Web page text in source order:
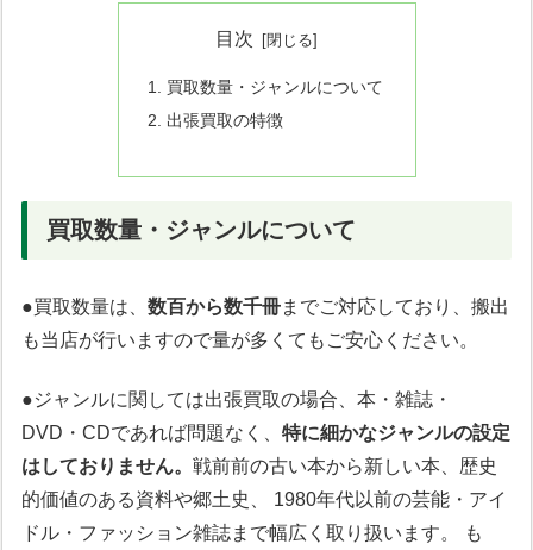
目次
買取数量・ジャンルについて
出張買取の特徴
買取数量・ジャンルについて
●買取数量は、数百から数千冊までご対応しており、搬出
も当店が行いますので量が多くてもご安心ください。
●ジャンルに関しては出張買取の場合、本・雑誌・
DVD・CDであれば問題なく、特に細かなジャンルの設定
はしておりません。戦前前の古い本から新しい本、歴史
的価値のある資料や郷土史、 1980年代以前の芸能・アイ
ドル・ファッション雑誌まで幅広く取り扱います。 も